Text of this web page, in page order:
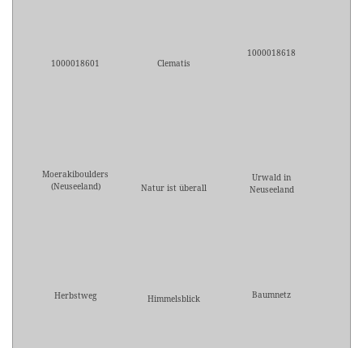
1000018601 Clematis
1000018618
Moerakiboulders
(Neuseeland)
Natur ist überall
Urwald in
Neuseeland
Herbstweg Himmelsblick Baumnetz